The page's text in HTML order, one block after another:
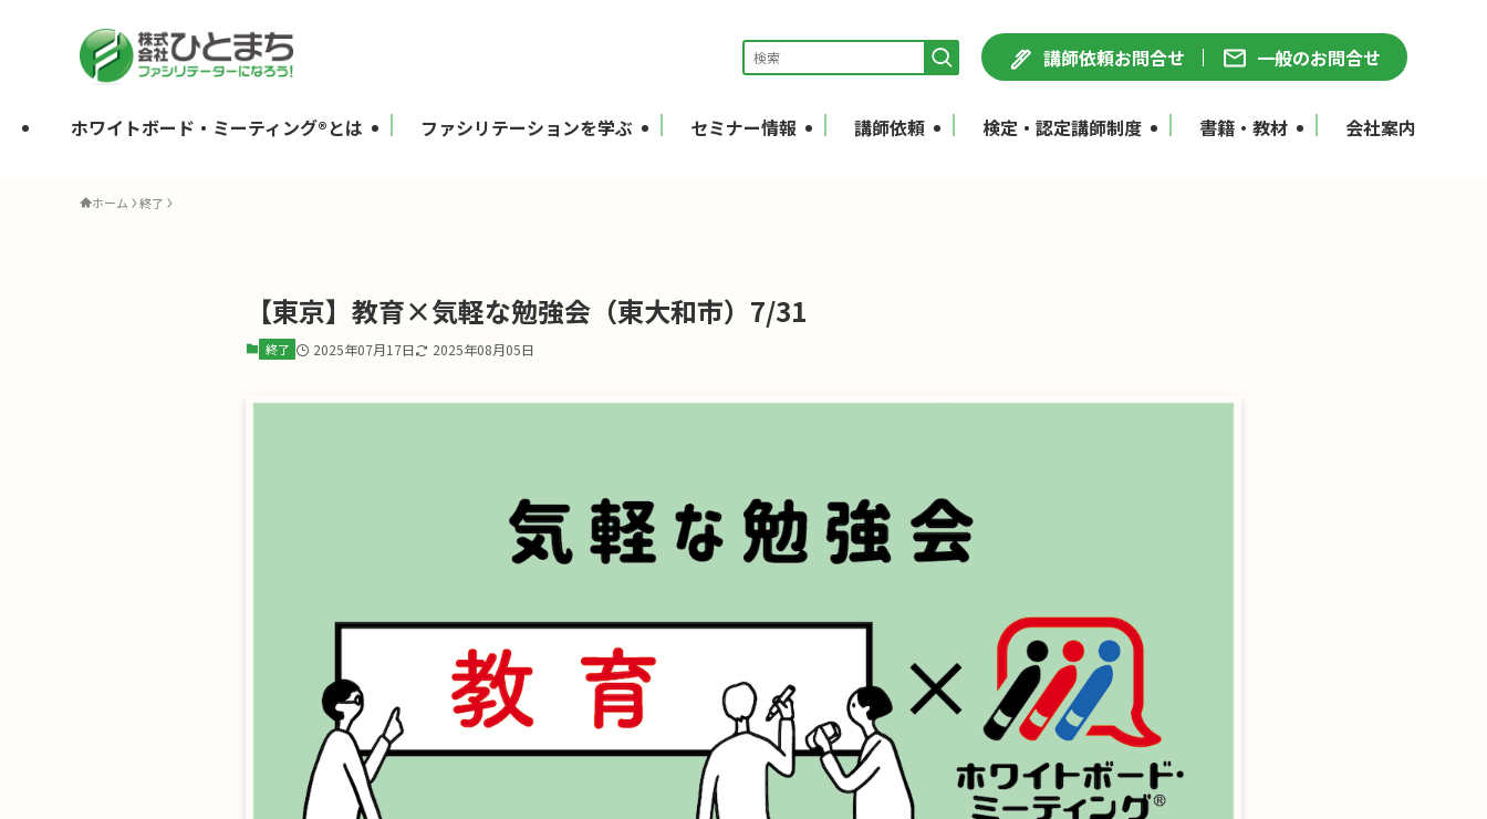
講師依頼お問合せ 一般のお問合せ
ホワイトボード・ミーティング®とは ファシリテーションを学ぶ セミナー情報 講師依頼 検定・認定講師制度 書籍・教材 会社案内
ホーム 終了
【東京】教育×気軽な勉強会（東大和市）7/31
終了 2025年07月17日 2025年08月05日